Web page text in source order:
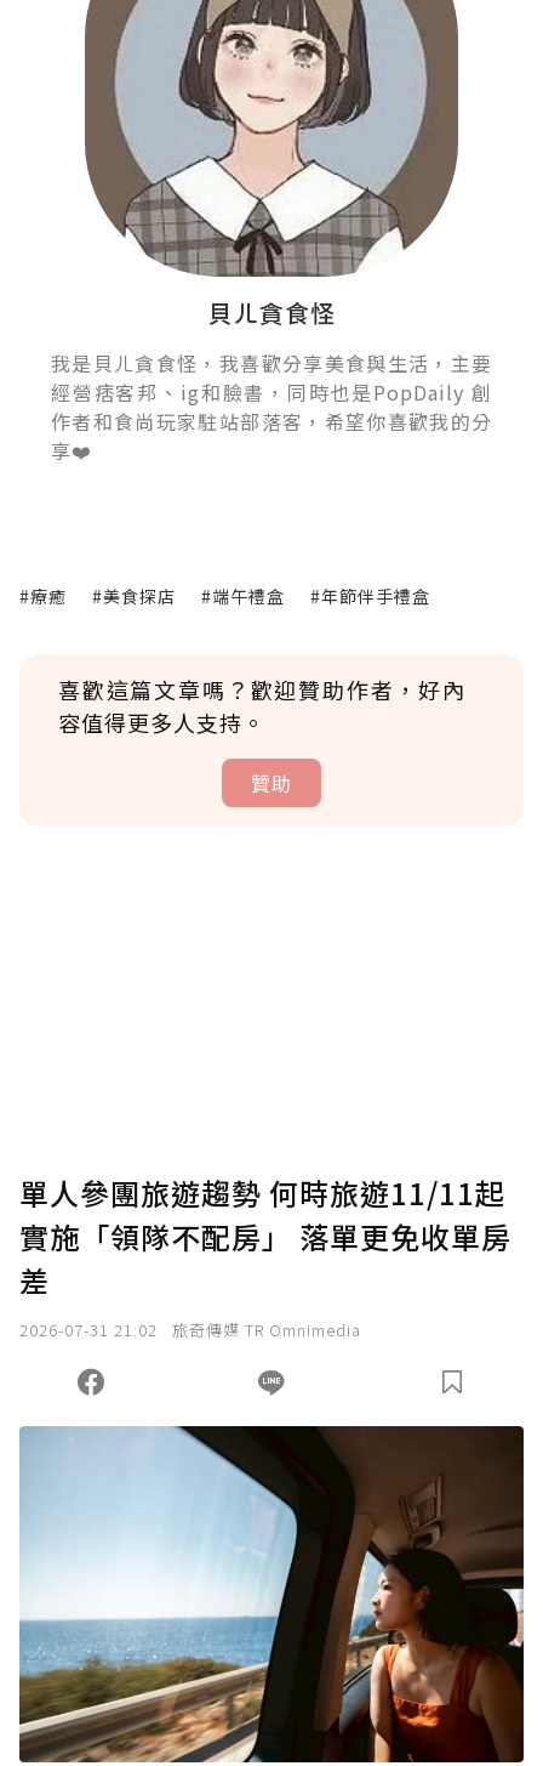
貝ㄦ貪食怪
我是貝ㄦ貪食怪，我喜歡分享美食與生活，主要
經營痞客邦、ig和臉書，同時也是PopDaily 創
作者和食尚玩家駐站部落客，希望你喜歡我的分
享❤️
#療癒 #美食探店 #端午禮盒 #年節伴手禮盒
喜歡這篇文章嗎？歡迎贊助作者，好內
容值得更多人支持。
贊助
確認送出
您當前剩餘 U 利點數：0點；前往 購買點數
單人參團旅遊趨勢 何時旅遊11/11起
實施「領隊不配房」 落單更免收單房
差
2026-07-31 21:02 旅奇傳媒 TR Omnimedia